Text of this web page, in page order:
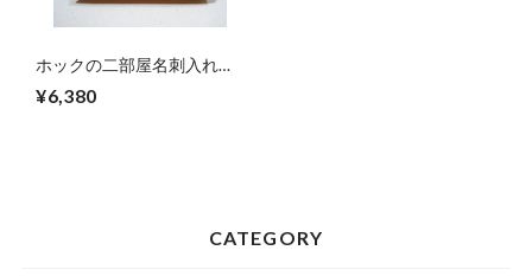
ホックの二部屋名刺入れ
¥6,380
CATEGORY